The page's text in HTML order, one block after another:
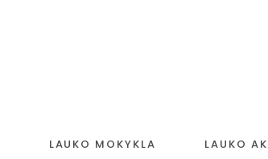
LAUKO MOKYKLA LAUKO